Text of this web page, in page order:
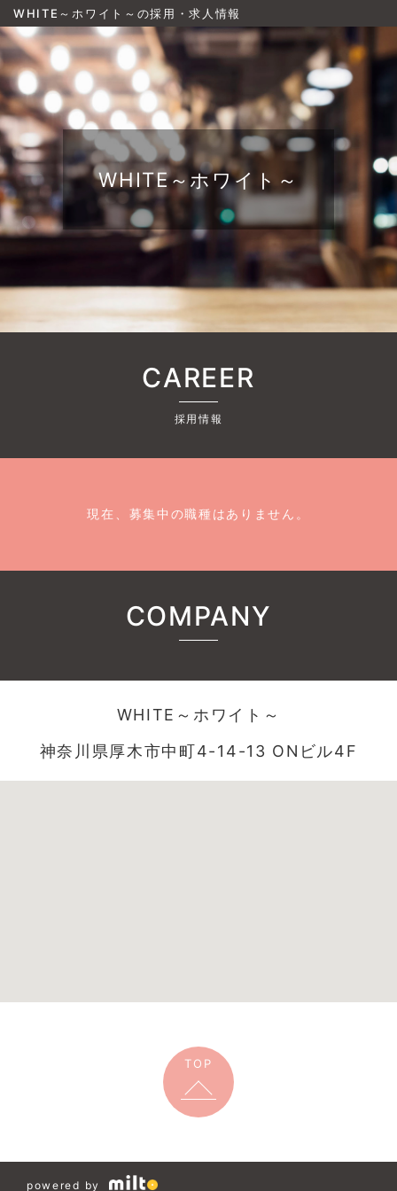
WHITE～ホワイト～の採用・求人情報
WHITE～ホワイト～
CAREER
採用情報
現在、募集中の職種はありません。
COMPANY
WHITE～ホワイト～
神奈川県厚木市中町4-14-13 ONビル4F
TOP
powered by